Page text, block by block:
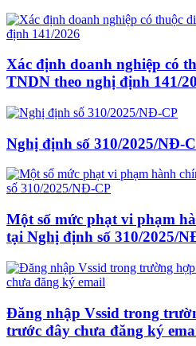
Xác định doanh nghiệp có
TNDN theo nghị định 141/
Nghị định số 310/2025/NĐ-
Một số mức phạt vi phạm
tại Nghị định số 310/2025/
Đăng nhập Vssid trong
trước đây chưa đăng ký